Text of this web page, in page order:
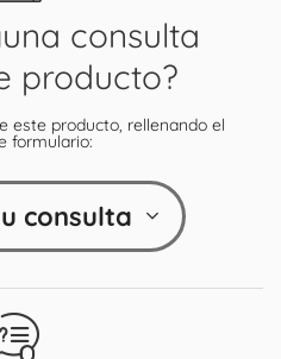
consulta
producto?
este producto, rellenando el
formulario:
consulta